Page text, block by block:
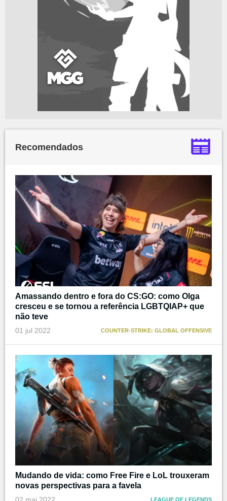
Recomendados
Amassando dentro e fora do CS:GO: como Olga
cresceu e se tornou a referência LGBTQIAP+ que
não teve
01 jul 2022 COUNTER-STRIKE: GLOBAL OFFENSIVE
Mudando de vida: como Free Fire e LoL trouxeram
novas perspectivas para a favela
02 mai 2022 LEAGUE OF LEGENDS